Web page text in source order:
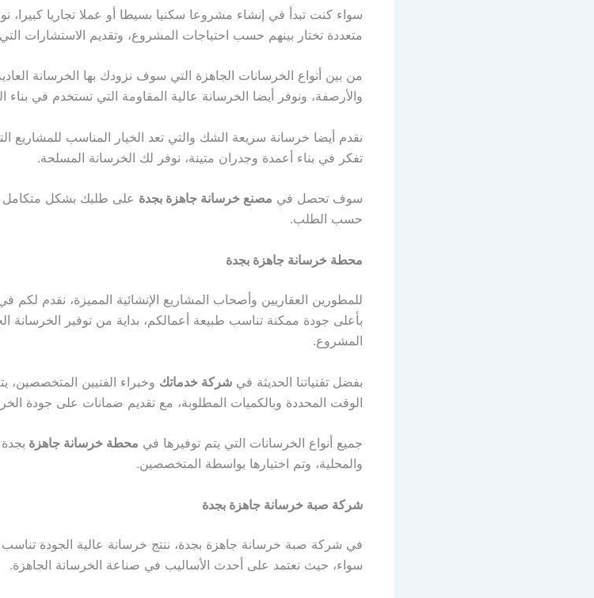
سواء كنت تبدأ في إنشاء مشروعا سكنيا بسيطا أو عملا تجاريا
متعددة تختار بينهم حسب احتياجات المشروع، وتقديم الاستشارات
من بين أنواع الخرسانات الجاهزة التي سوف نزودك بها الخرسانة
والأرصفة، ونوفر أيضا الخرسانة عالية المقاومة التي تستخدم في بناء
نقدم أيضا خرسانة سريعة الشك والتي تعد الخيار المناسب للمشاريع
تفكر في بناء أعمدة وجدران متينة، نوفر لك الخرسانة المسلحة.
سوف تحصل في مصنع خرسانة جاهزة بجدة على طلبك بشكل
حسب الطلب.
محطة خرسانة جاهزة بجدة
للمطورين العقاريين وأصحاب المشاريع الإنشائية المميزة، نقدم
بأعلى جودة ممكنة تناسب طبيعة أعمالكم، بداية من توفير الخرسانة
المشروع.
بفضل تقنياتنا الحديثة في شركة خدماتك وخبراء الفنيين المتخصصين،
الوقت المحددة وبالكميات المطلوبة، مع تقديم ضمانات على جودة
جميع أنواع الخرسانات التي يتم توفيرها في محطة خرسانة جاهزة
والمحلية، وتم اختبارها بواسطة المتخصصين.
شركة صبة خرسانة جاهزة بجدة
في شركة صبة خرسانة جاهزة بجدة، ننتج خرسانة عالية الجودة تناسب
سواء، حيث نعتمد على أحدث الأساليب في صناعة الخرسانة الجاهزة.